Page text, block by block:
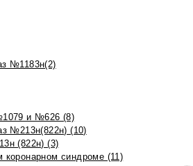
№1183н(2)
и №626 (8)
№213н(822н) (10)
(822н) (3)
коронарном синдроме (11)